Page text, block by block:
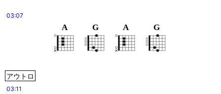
03:07
A G A G
アウトロ
03:11